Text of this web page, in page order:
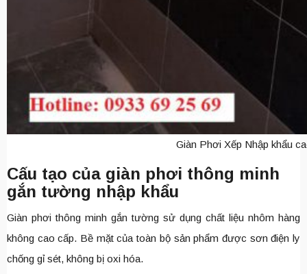
Giàn Phơi Xếp Nhập khẩu
Cấu tạo của giàn phơi thông minh
gắn tường nhập khẩu
Giàn phơi thông minh gắn tường sử dụng chất liệu nhôm hàng
không cao cấp. Bề mặt của toàn bộ sản phẩm được sơn điện ly
chống gỉ sét, không bị oxi hóa.